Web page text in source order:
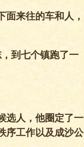
面来往的车和人，
到七个镇跑了一
选人，他圈定了一
序工作以及成沙公